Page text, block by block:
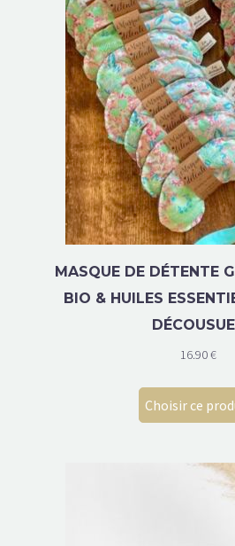
MASQUE DE DÉTENTE
BIO & HUILES
16.90€
Choisir ce